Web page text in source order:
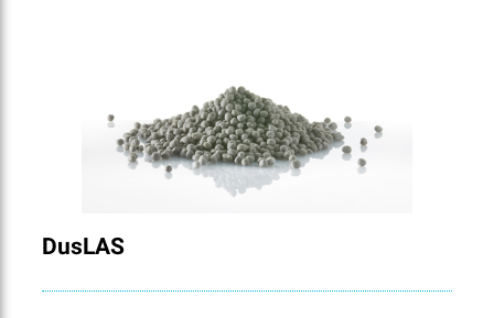
DusLAS